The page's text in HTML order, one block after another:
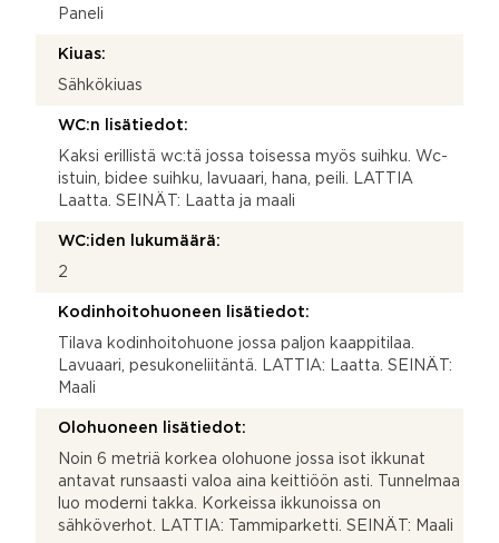
Paneli
Kiuas:
Sähkökiuas
WC:n lisätiedot:
Kaksi erillistä wc:tä jossa toisessa myös suihku. Wc-
istuin, bidee suihku, lavuaari, hana, peili. LATTIA
Laatta. SEINÄT: Laatta ja maali
WC:iden lukumäärä:
2
Kodinhoitohuoneen lisätiedot:
Tilava kodinhoitohuone jossa paljon kaappitilaa.
Lavuaari, pesukoneliitäntä. LATTIA: Laatta. SEINÄT:
Maali
Olohuoneen lisätiedot:
Noin 6 metriä korkea olohuone jossa isot ikkunat
antavat runsaasti valoa aina keittiöön asti. Tunnelmaa
luo moderni takka. Korkeissa ikkunoissa on
sähköverhot. LATTIA: Tammiparketti. SEINÄT: Maali